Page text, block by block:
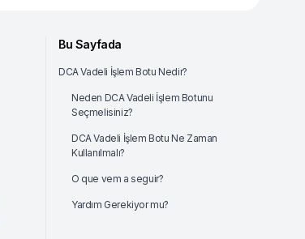
Bu Sayfada
DCA Vadeli İşlem Botu Nedir?
Neden DCA Vadeli İşlem Botunu
Seçmelisiniz?
DCA Vadeli İşlem Botu Ne Zaman
Kullanılmalı?
O que vem a seguir?
Yardım Gerekiyor mu?